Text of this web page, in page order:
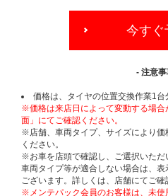
今すぐ
- 注意
価格は、タイヤの位置交換作業1台
※価格は来店日によって変動する場
面」にてご確認ください。
※店舗、車両タイプ、サイズにより
ください。
※お車を店頭で確認し、ご選択いただ
車両タイプ等が適合しない場合は、
ございます。詳しくは、店舗にてご確
※メンテパック会員のお客様は、未